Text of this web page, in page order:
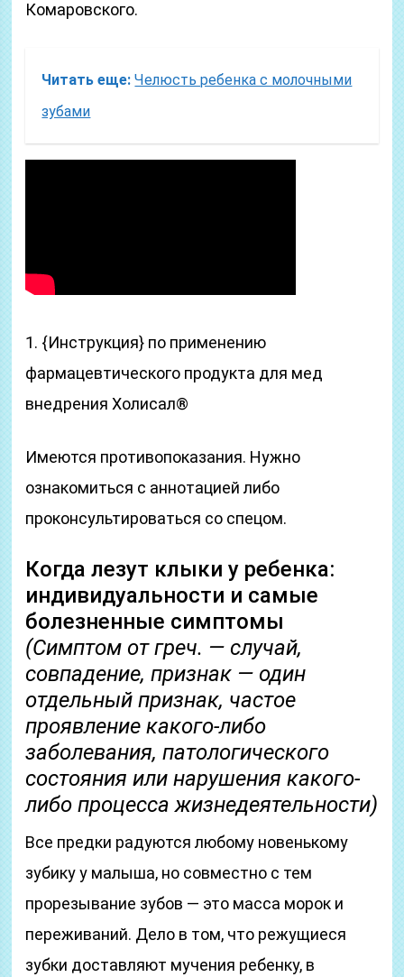
Комаровского.
Читать еще: Челюсть ребенка с молочными
зубами
1. {Инструкция} по применению
фармацевтического продукта для мед
внедрения Холисал®
Имеются противопоказания. Нужно
ознакомиться с аннотацией либо
проконсультироваться со спецом.
Когда лезут клыки у ребенка:
индивидуальности и самые
болезненные симптомы
(Симптом от греч. — случай,
совпадение, признак — один
отдельный признак, частое
проявление какого-либо
заболевания, патологического
состояния или нарушения какого-
либо процесса жизнедеятельности)
Все предки радуются любому новенькому
зубику у малыша, но совместно с тем
прорезывание зубов — это масса морок и
переживаний. Дело в том, что режущиеся
зубки доставляют мучения ребенку, в